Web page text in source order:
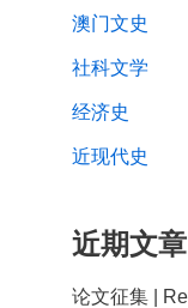
澳门文史
社科文学
经济史
近现代史
近期文章
论文征集 |